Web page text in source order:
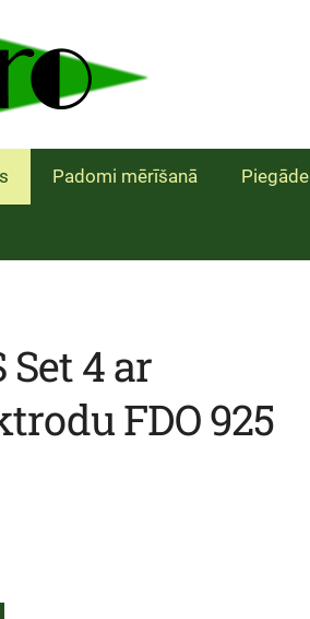
Padomi mērīšanā Piegāde
Set 4 ar
FDO 925